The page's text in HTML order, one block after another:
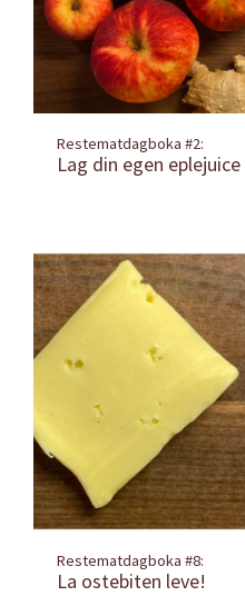
Restematdagboka #2:
Lag din egen eplejuice
Restematdagboka #8:
La ostebiten leve!